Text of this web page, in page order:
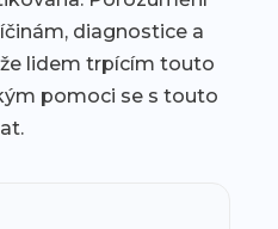
diagnostice a
lidem trpícím touto
pomoci se s touto